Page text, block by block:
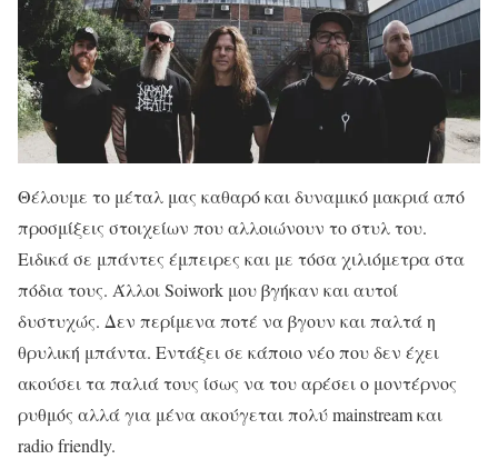
Θέλουμε το μέταλ μας καθαρό και δυναμικό μακριά από
προσμίξεις στοιχείων που αλλοιώνουν το στυλ του.
Ειδικά σε μπάντες έμπειρες και με τόσα χιλιόμετρα στα
πόδια τους. Άλλοι Soiwork μου βγήκαν και αυτοί
δυστυχώς. Δεν περίμενα ποτέ να βγουν και παλτά η
θρυλική μπάντα. Εντάξει σε κάποιο νέο που δεν έχει
ακούσει τα παλιά τους ίσως να του αρέσει ο μοντέρνος
ρυθμός αλλά για μένα ακούγεται πολύ mainstream και
radio friendly.